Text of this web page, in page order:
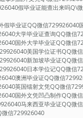
假毕业证能查出来吗Q\
假毕业证QQ微信729926040
大学毕业证查询QQ微信
国外大学毕业证QQ微信
美国学位证书QQ微
新加坡毕业证QQ微
日本学位记QQ微信
澳洲毕业证QQ微信
英国镭射文凭QQ微信
国外文凭凹凸制作QQ微
马来西亚毕业证QQ微
微信729926040